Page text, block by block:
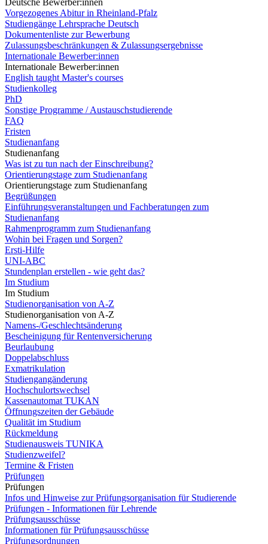
Deutsche Bewerber:innen
Vorgezogenes Abitur in Rheinland-Pfalz
Studiengänge Lehrsprache Deutsch
Dokumentenliste zur Bewerbung
Zulassungsbeschränkungen & Zulassungsergebnisse
Internationale Bewerber:innen
Internationale Bewerber:innen
English taught Master's courses
Studienkolleg
PhD
Sonstige Programme / Austauschstudierende
FAQ
Fristen
Studienanfang
Studienanfang
Was ist zu tun nach der Einschreibung?
Orientierungstage zum Studienanfang
Orientierungstage zum Studienanfang
Begrüßungen
Einführungsveranstaltungen und Fachberatungen zum
Studienanfang
Rahmenprogramm zum Studienanfang
Wohin bei Fragen und Sorgen?
Ersti-Hilfe
UNI-ABC
Stundenplan erstellen - wie geht das?
Im Studium
Im Studium
Studienorganisation von A-Z
Studienorganisation von A-Z
Namens-/Geschlechtsänderung
Bescheinigung für Rentenversicherung
Beurlaubung
Doppelabschluss
Exmatrikulation
Studiengangänderung
Hochschulortswechsel
Kassenautomat TUKAN
Öffnungszeiten der Gebäude
Qualität im Studium
Rückmeldung
Studienausweis TUNIKA
Studienzweifel?
Termine & Fristen
Prüfungen
Prüfungen
Infos und Hinweise zur Prüfungsorganisation für Studierende
Prüfungen - Informationen für Lehrende
Prüfungsausschüsse
Informationen für Prüfungsausschüsse
Prüfungsordnungen